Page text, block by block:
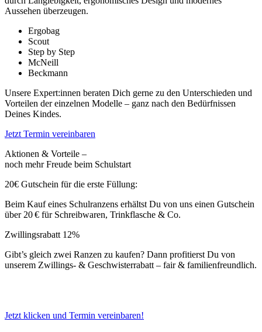
Aussehen überzeugen.
Ergobag
Scout
Step by Step
McNeill
Beckmann
Unsere Expert:innen beraten Dich gerne zu den Unterschieden und
Vorteilen der einzelnen Modelle – ganz nach den Bedürfnissen
Deines Kindes.
Jetzt Termin vereinbaren
Aktionen & Vorteile –
noch mehr Freude beim Schulstart
20€ Gutschein für die erste Füllung:
Beim Kauf eines Schulranzens erhältst Du von uns einen Gutschein
über 20 € für Schreibwaren, Trinkflasche & Co.
Zwillingsrabatt 12%
Gibt’s gleich zwei Ranzen zu kaufen? Dann profitierst Du von
unserem Zwillings- & Geschwisterrabatt – fair & familienfreundlich.
Jetzt klicken und Termin vereinbaren!